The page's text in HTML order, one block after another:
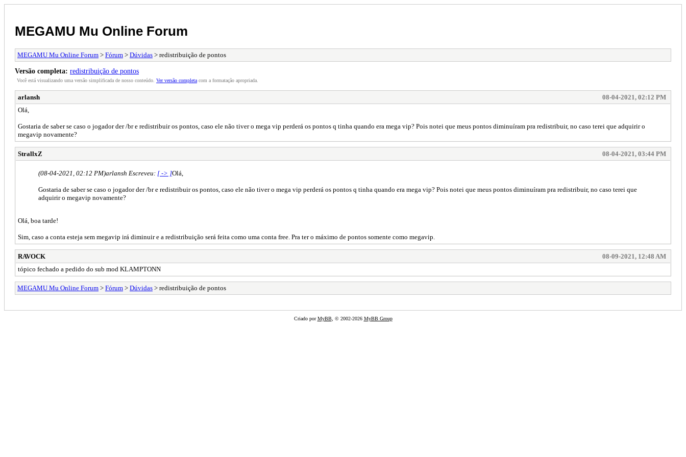
MEGAMU Mu Online Forum
MEGAMU Mu Online Forum > Fórum > Dúvidas > redistribuição de pontos
Versão completa: redistribuição de pontos
Você está visualizando uma versão simplificada de nosso conteúdo. Ver versão completa com a formatação apropriada.
arlansh
08-04-2021, 02:12 PM
Olá,
Gostaria de saber se caso o jogador der /br e redistribuir os pontos, caso ele não tiver o mega vip perderá os pontos q tinha quando era mega vip? Pois notei que meus pontos diminuíram pra redistribuir, no caso terei que adquirir o
megavip novamente?
StrallxZ 08-04-2021, 03:44 PM
(08-04-2021, 02:12 PM)arlansh Escreveu: [ -> ]Olá,
Gostaria de saber se caso o jogador der /br e redistribuir os pontos, caso ele não tiver o mega vip perderá os pontos q tinha quando era mega vip? Pois notei que meus pontos diminuíram pra redistribuir, no caso terei que
adquirir o megavip novamente?
Olá, boa tarde!
Sim, caso a conta esteja sem megavip irá diminuir e a redistribuição será feita como uma conta free. Pra ter o máximo de pontos somente como megavip.
RAVOCK
08-09-2021, 12:48 AM
tópico fechado a pedido do sub mod KLAMPTONN
MEGAMU Mu Online Forum > Fórum > Dúvidas > redistribuição de pontos
Criado porMyBB, © 2002-2026 MyBB Group